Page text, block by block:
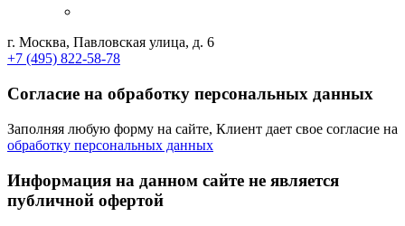
г. Москва, Павловская улица, д. 6
+7 (495) 822-58-78
Согласие на обработку персональных данных
Заполняя любую форму на сайте, Клиент дает свое согласие на
обработку персональных данных
Информация на данном сайте не является
публичной офертой